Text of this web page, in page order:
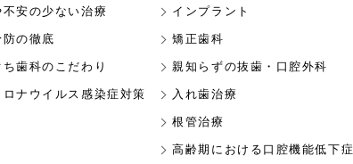
不安の少ない治療
の徹底
歯科のこだわり
ロナウイルス感染症対策
インプラント
矯正歯科
親知らずの抜歯・口腔外科
入れ歯治療
根管治療
高齢期における口腔機能低下症